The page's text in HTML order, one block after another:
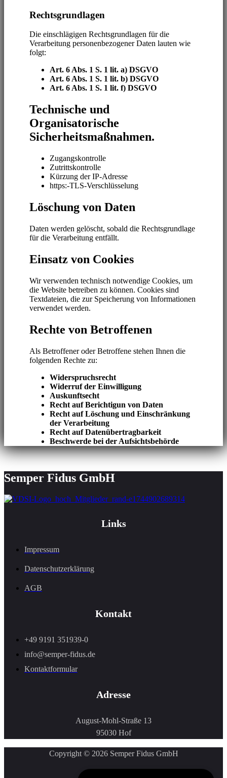
Rechtsgrundlagen
Die einschlägigen Rechtsgrundlagen für die
Verarbeitung personenbezogener Daten lauten wie
folgt:
Art. 6 Abs. 1 S. 1 lit. a) DSGVO
Art. 6 Abs. 1 S. 1 lit. b) DSGVO
Art. 6 Abs. 1 S. 1 lit. f) DSGVO
Technische und
Organisatorische
Sicherheitsmaßnahmen.
Zugangskontrolle
Zutrittskontrolle
Kürzung der IP-Adresse
https:-TLS-Verschlüsselung
Löschung von Daten
Daten werden gelöscht, sobald die Rechtsgrundlage
für die Verarbeitung entfällt.
Einsatz von Cookies
Wir verwenden technisch notwendige Cookies, um
die Website betreiben zu können. Cookies sind
Textdateien, die zur Speicherung von Informationen
verwendet werden.
Rechte von Betroffenen
Als Betroffener oder Betroffene stehen Ihnen die
folgenden Rechte zu:
Widerspruchsrecht
Widerruf der Einwilligung
Auskunftsecht
Recht auf Berichtigun von Daten
Recht auf Löschung und Einschränkung
der Verarbeitung
Recht auf Datenübertragbarkeit
Beschwerde bei der Aufsichtsbehörde
Semper Fidus GmbH
Links
Impressum
Datenschutzerklärung
AGB
Kontakt
+49 9191 351939-0
info@semper-fidus.de
Kontaktformular
Adresse
August-Mohl-Straße 13
95030 Hof
Copyright © 2026 Semper Fidus GmbH